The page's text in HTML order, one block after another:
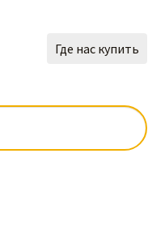
Где нас купить